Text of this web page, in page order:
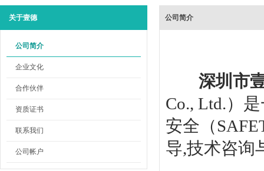
关于壹德
公司简介
企业文化
合作伙伴
资质证书
联系我们
公司帐户
公司简介
深圳市
Co., Ltd.）
安全（
导,技术咨询